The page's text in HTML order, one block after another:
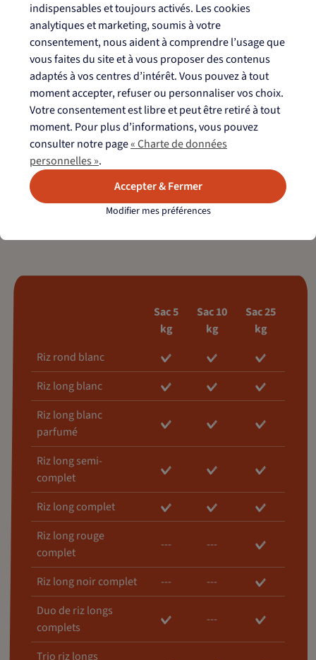
Sac 5
kg
Sac 10
kg
Sac 25
kg
Riz rond blanc
Riz long blanc
Riz long blanc
parfumé
Riz long semi-
complet
Riz long complet
Riz long rouge
complet
--- ---
Riz long noir complet ---
---
Duo de riz longs
complets
---
Trio riz longs
indispensables et toujours activés. Les cookies
analytiques et marketing, soumis à votre
consentement, nous aident à comprendre l’usage que
vous faites du site et à vous proposer des contenus
adaptés à vos centres d’intérêt. Vous pouvez à tout
moment accepter, refuser ou personnaliser vos choix.
Votre consentement est libre et peut être retiré à tout
moment. Pour plus d’informations, vous pouvez
consulter notre page« Charte de données
personnelles ».
Accepter & Fermer
Modifier mes préférences